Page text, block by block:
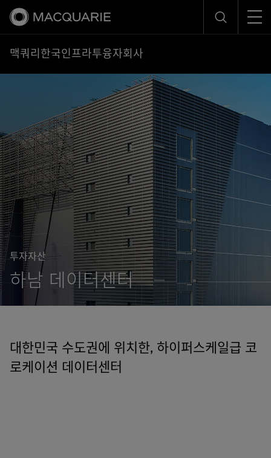
Search
맥쿼리한국인프라투융자회사
투자자산
하남 데이터센터
대한민국 수도권에 위치한, 하이퍼스케일급 코
로케이션 데이터센터